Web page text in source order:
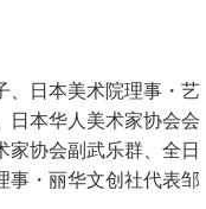
、日本美术院理事・艺
日本华人美术家协会会
协会副武乐群、全日
事・丽华文创社代表邹